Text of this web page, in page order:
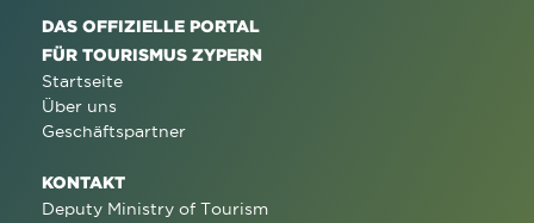
DAS OFFIZIELLE PORTAL
FÜR TOURISMUS ZYPERN
Startseite
Über uns
Geschäftspartner
KONTAKT
Deputy Ministry of Tourism